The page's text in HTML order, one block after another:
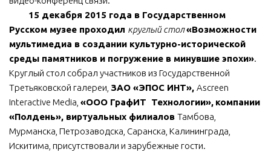
15 декабря 2015 года в Государственном
Русском музее проходил круглый стол«Возможности
мультимедиа в создании культурно-исторической
среды памятников и погружение в минувшие эпохи».
Круглый стол собрал участников из Государственной
Третьяковской галереи, ЗАО «ЭПОС ИНТ», Ascreen
Interactive Media, «ООО ГрафИТ Технологии», компании
«Полдень», виртуальных филиалов Тамбова,
Мурманска, Петрозаводска, Саранска, Калининграда,
Искитима, присутствовали и зарубежные гости.